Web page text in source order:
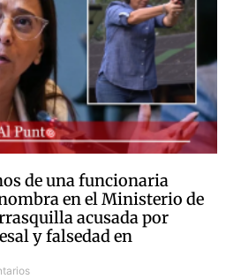
de una funcionaria
en el Ministerio de
acusada por
y falsedad en